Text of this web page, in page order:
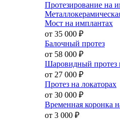
Протезирование на
Мост на имплантах
от 35 000 ₽
Балочный протез
от 58 000 ₽
Шаровидный протез
от 27 000 ₽
Протез на локаторах
от 30 000 ₽
Временная коронка
от 3 000 ₽